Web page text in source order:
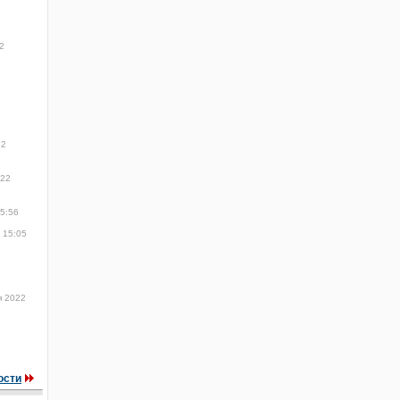
15:05
2022